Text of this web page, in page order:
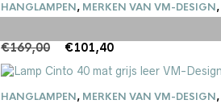
HANGLAMPEN, MERKEN VAN VM-DESIGN,
€169,00
Oorspronkelijke
was:
€169,00.
€101,40
is:
€101,40.
HANGLAMPEN, MERKEN VAN VM-DESIGN,